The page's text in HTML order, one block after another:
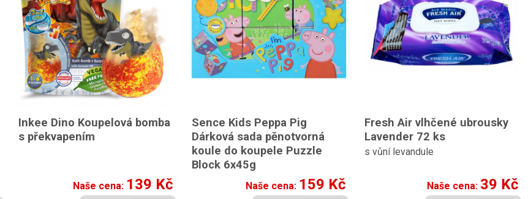
Inkee Dino Koupelová bomba
s překvapením
Naše cena: 139 Kč
Sence Kids Peppa Pig
Dárková sada pěnotvorná
koule do koupele Puzzle
Block 6x45g
Naše cena: 159 Kč
Fresh Air vlhčené ubrousky
Lavender 72 ks
s vůní levandule
Naše cena: 39 Kč